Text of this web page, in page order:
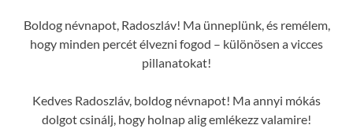
Boldog névnapot, Radoszláv! Ma ünneplünk, és remélem,
hogy minden percét élvezni fogod – különösen a vicces
pillanatokat!
Kedves Radoszláv, boldog névnapot! Ma annyi mókás
dolgot csinálj, hogy holnap alig emlékezz valamire!